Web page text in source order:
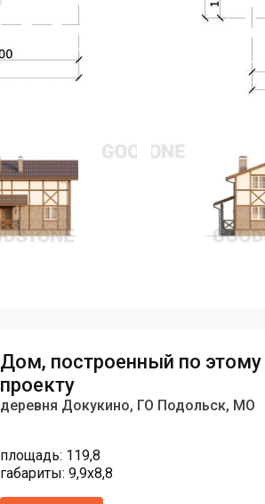
Дом, построенный по этому
проекту
деревня Докукино, ГО Подольск, МО
площадь: 119,8
габариты: 9,9х8,8